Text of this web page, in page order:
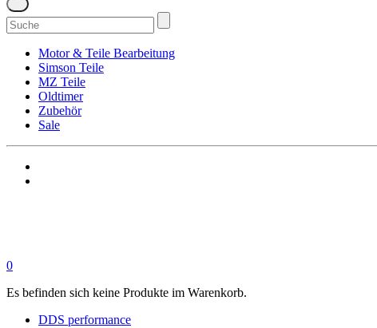
Suchen
nach:
Motor & Teile Bearbeitung
Simson Teile
MZ Teile
Oldtimer
Zubehör
Sale
0
Es befinden sich keine Produkte im Warenkorb.
DDS performance